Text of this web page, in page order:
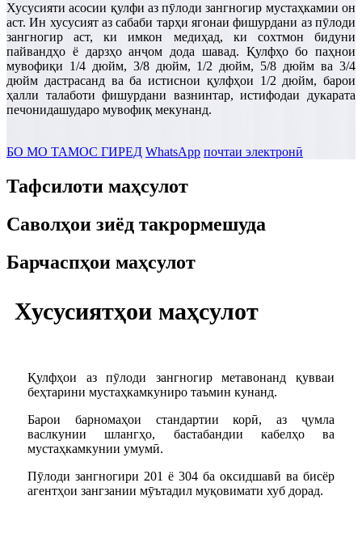
Хусусияти асосии қулфи аз пӯлоди зангногир мустаҳкамии он
аст. Ин хусусият аз сабаби тарҳи ягонаи фишурдани аз пӯлоди
зангногир аст, ки имкон медиҳад, ки сохтмон бидуни
пайвандҳо ё дарзҳо анҷом дода шавад. Қулфҳо бо паҳнои
мувофиқи 1/4 дюйм, 3/8 дюйм, 1/2 дюйм, 5/8 дюйм ва 3/4
дюйм дастрасанд ва ба истиснои қулфҳои 1/2 дюйм, барои
ҳалли талаботи фишурдани вазнинтар, истифодаи дукарата
печонидашударо мувофиқ мекунанд.
БО МО ТАМОС ГИРЕД WhatsApp почтаи электронӣ
Тафсилоти маҳсулот
Саволҳои зиёд такрормешуда
Барчаспҳои маҳсулот
Хусусиятҳои маҳсулот
Қулфҳои аз пӯлоди зангногир метавонанд қувваи
беҳтарини мустаҳкамкуниро таъмин кунанд.
Барои барномаҳои стандартии корӣ, аз ҷумла
васлкунии шлангҳо, бастабандии кабелҳо ва
мустаҳкамкунии умумӣ.
Пӯлоди зангногири 201 ё 304 ба оксидшавӣ ва бисёр
агентҳои зангзании мӯътадил муқовимати хуб дорад.